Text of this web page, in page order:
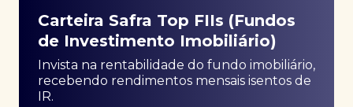
Carteira Safra Top FIIs (Fundos
de Investimento Imobiliário)
Invista na rentabilidade do fundo imobiliário,
recebendo rendimentos mensais isentos de
IR.